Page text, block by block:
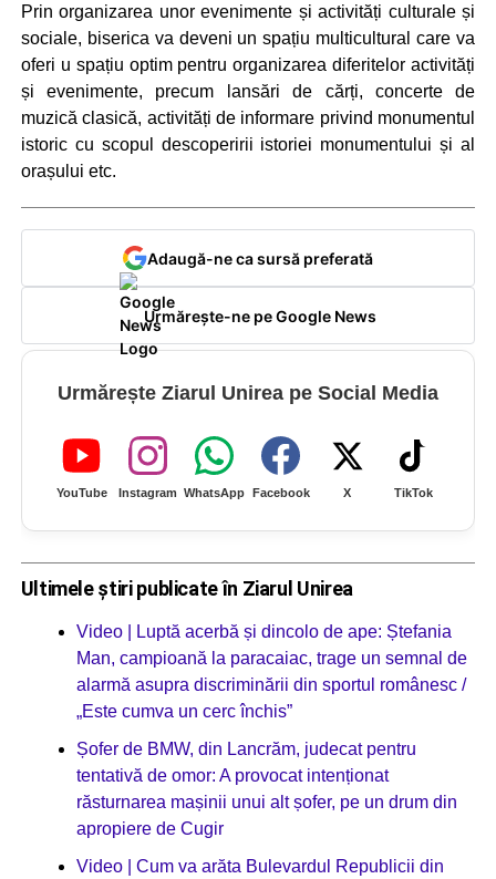
Prin organizarea unor evenimente și activități culturale și
sociale, biserica va deveni un spațiu multicultural care va
oferi u spațiu optim pentru organizarea diferitelor activități
și evenimente, precum lansări de cărți, concerte de
muzică clasică, activități de informare privind monumentul
istoric cu scopul descoperirii istoriei monumentului și al
orașului etc.
Adaugă-ne ca sursă preferată
Urmărește-ne pe Google News
Urmărește Ziarul Unirea pe Social Media
YouTube Instagram WhatsApp Facebook X TikTok
Ultimele știri publicate în Ziarul Unirea
Video | Luptă acerbă și dincolo de ape: Ștefania
Man, campioană la paracaiac, trage un semnal de
alarmă asupra discriminării din sportul românesc /
„Este cumva un cerc închis”
Șofer de BMW, din Lancrăm, judecat pentru
tentativă de omor: A provocat intenționat
răsturnarea mașinii unui alt șofer, pe un drum din
apropiere de Cugir
Video | Cum va arăta Bulevardul Republicii din